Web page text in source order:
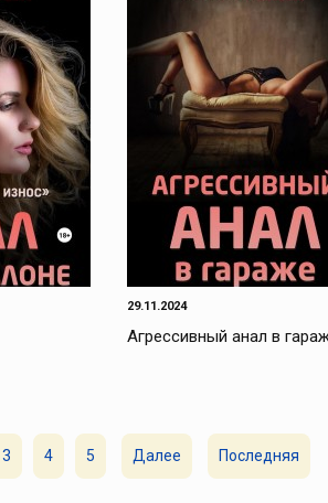
29.11.2024
Агрессивный анал в
3 4 5 Далее Последняя